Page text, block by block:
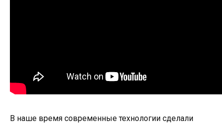
В наше время современные технологии сделали